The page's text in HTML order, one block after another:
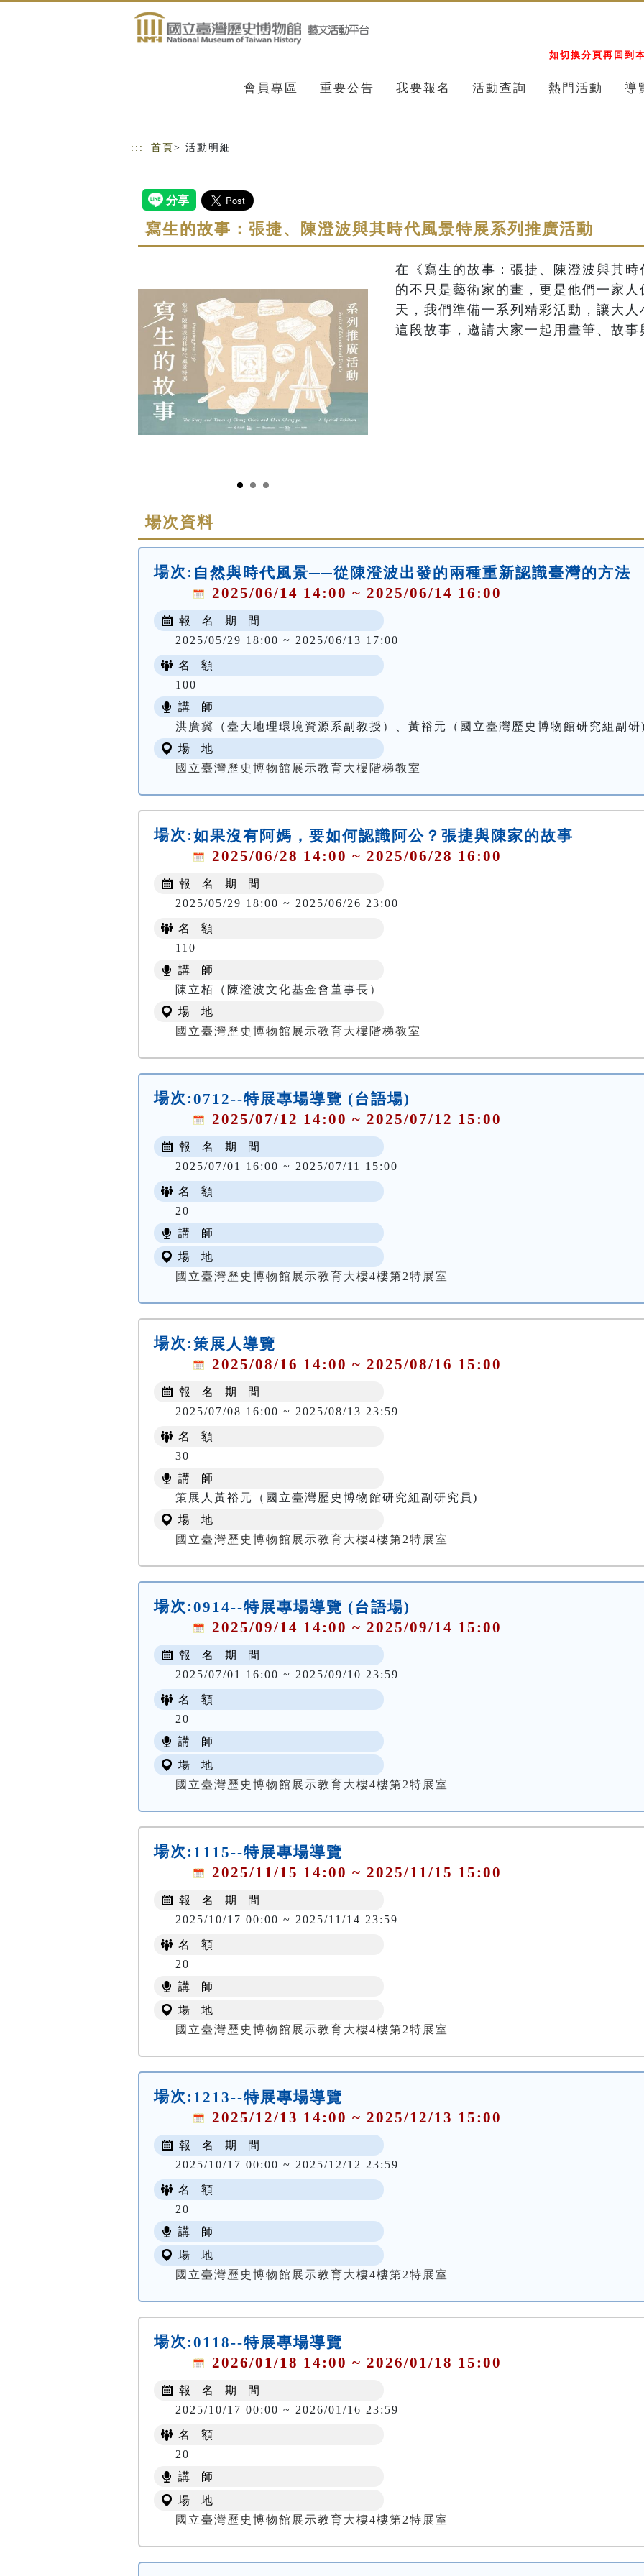
如切換分頁再回到
會員專區 重要公告 我要報名 活動查詢 熱門活動 導
::: 首頁 > 活動明細
寫生的故事：張捷、陳澄波與其時代風景特展系列推廣活動
在《寫生的故事：張捷、陳澄波與其
的不只是藝術家的畫，更是他們一家
天，我們準備一系列精彩活動，讓大
這段故事，邀請大家一起用畫筆、故
場次資料
場次: 自然與時代風景──從陳澄波出發的兩種重新認識臺灣的方法
2025/06/14 14:00 ~ 2025/06/14 16:00
報 名 期 間
2025/05/29 18:00 ~ 2025/06/13 17:00
名 額
100
講 師
洪廣冀（臺大地理環境資源系副教授）、黃裕元（國立臺灣歷史博物館研究組副研
場 地
國立臺灣歷史博物館展示教育大樓階梯教室
場次:如果沒有阿媽，要如何認識阿公？張捷與陳家的故事
2025/06/28 14:00 ~ 2025/06/28 16:00
報 名 期 間
2025/05/29 18:00 ~ 2025/06/26 23:00
名 額
110
講 師
陳立栢（陳澄波文化基金會董事長）
場 地
國立臺灣歷史博物館展示教育大樓階梯教室
場次:0712--特展專場導覽 (台語場)
2025/07/12 14:00 ~ 2025/07/12 15:00
報 名 期 間
2025/07/01 16:00 ~ 2025/07/11 15:00
名 額
20
講 師
場 地
國立臺灣歷史博物館展示教育大樓4樓第2特展室
場次:策展人導覽
2025/08/16 14:00 ~ 2025/08/16 15:00
報 名 期 間
2025/07/08 16:00 ~ 2025/08/13 23:59
名 額
30
講 師
策展人黃裕元（國立臺灣歷史博物館研究組副研究員)
場 地
國立臺灣歷史博物館展示教育大樓4樓第2特展室
場次:0914--特展專場導覽 (台語場)
2025/09/14 14:00 ~ 2025/09/14 15:00
報 名 期 間
2025/07/01 16:00 ~ 2025/09/10 23:59
名 額
20
講 師
場 地
國立臺灣歷史博物館展示教育大樓4樓第2特展室
場次: 1115--特展專場導覽
2025/11/15 14:00 ~ 2025/11/15 15:00
報 名 期 間
2025/10/17 00:00 ~ 2025/11/14 23:59
名 額
20
講 師
場 地
國立臺灣歷史博物館展示教育大樓4樓第2特展室
場次: 1213--特展專場導覽
2025/12/13 14:00 ~ 2025/12/13 15:00
報 名 期 間
2025/10/17 00:00 ~ 2025/12/12 23:59
名 額
20
講 師
場 地
國立臺灣歷史博物館展示教育大樓4樓第2特展室
場次:0118--特展專場導覽
2026/01/18 14:00 ~ 2026/01/18 15:00
報 名 期 間
2025/10/17 00:00 ~ 2026/01/16 23:59
名 額
20
講 師
場 地
國立臺灣歷史博物館展示教育大樓4樓第2特展室